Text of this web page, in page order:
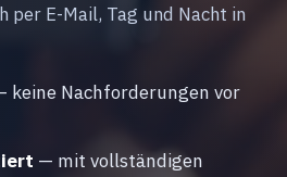
per E-Mail, Tag und Nacht in
keine Nachforderungen vor
— mit vollständigen